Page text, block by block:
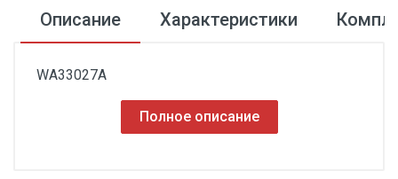
Описание Характеристики
WA33027A
Полное описание